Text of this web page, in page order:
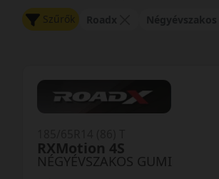
Szűrők
NÉGYÉVSZAKOS GUMI
RXMotion 4S